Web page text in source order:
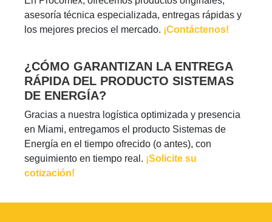
asesoría técnica especializada, entregas rápidas y
los mejores precios el mercado. ¡Contáctenos!
¿CÓMO GARANTIZAN LA ENTREGA
RÁPIDA DEL PRODUCTO SISTEMAS
DE ENERGÍA?
Gracias a nuestra logística optimizada y presencia
en Miami, entregamos el producto Sistemas de
Energía en el tiempo ofrecido (o antes), con
seguimiento en tiempo real. ¡Solicite su
cotización!